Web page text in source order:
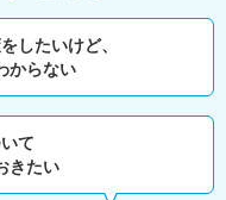
したいけど、
からない
て
きたい